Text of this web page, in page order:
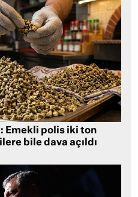
Emekli polis iki ton
bile dava açıldı